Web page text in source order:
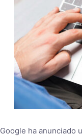
Google ha anunciado